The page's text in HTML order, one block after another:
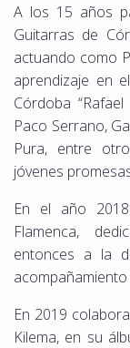
A los 15 años
Guitarras de
actuando como
aprendizaje en
Córdoba
Paco Serrano,
Pura, entre
jóvenes
En el año
Flamenca,
entonces a la
acompañamiento
En 2019
Kilema, en su